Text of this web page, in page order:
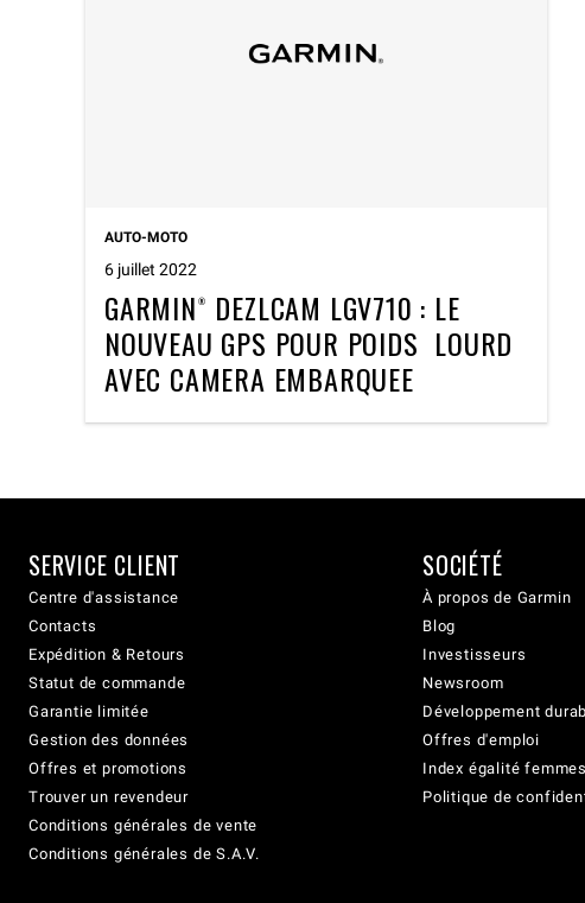
AUTO-MOTO
6 juillet 2022
GARMIN® DEZLCAM LGV710 : LE
NOUVEAU GPS POUR POIDS LOURD
AVEC CAMERA EMBARQUEE
SERVICE CLIENT
Centre d'assistance
Contacts
Expédition & Retours
Statut de commande
Garantie limitée
Gestion des données
Offres et promotions
Trouver un revendeur
Conditions générales de vente
Conditions générales de S.A.V.
SOCIÉTÉ
À propos de Garmin
Blog
Investisseurs
Newsroom
Développement
Offres d'emploi
Index égalité
Politique de